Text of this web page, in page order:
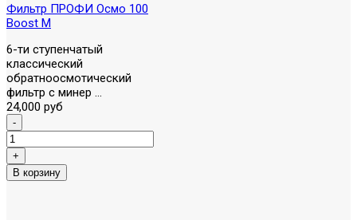
Фильтр ПРОФИ Осмо 100
Boost М
6-ти ступенчатый
классический
обратноосмотический
фильтр с минер ...
24,000 руб